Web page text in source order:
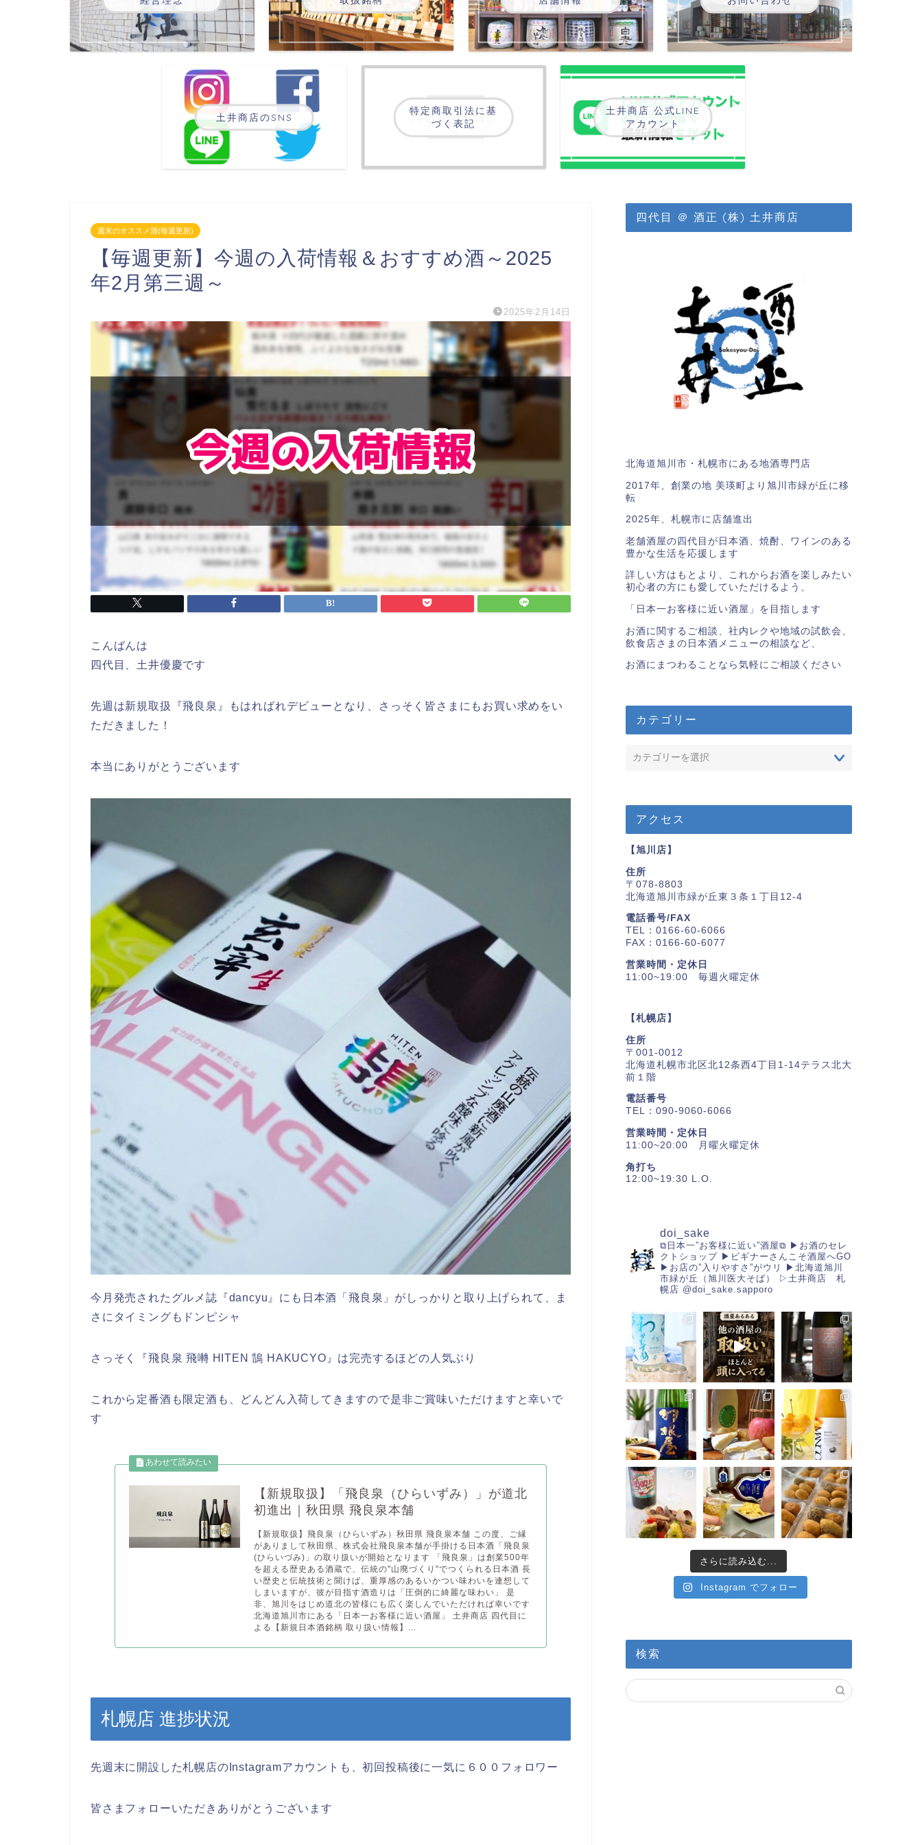
土井商店のSNS
特定商取引法に基
づく表記
土井商店 公式LINE
アカウント
週末のオススメ酒(毎週更新)
【毎週更新】今週の入荷情報＆おすすめ酒～2025
年2月第三週～
2025年2月14日
こんばんは
四代目、土井優慶です
先週は新規取扱『飛良泉』もはればれデビューとなり、さっそく皆さまにもお買い求めをい
ただきました！
本当にありがとうございます
今月発売されたグルメ誌『dancyu』にも日本酒「飛良泉」がしっかりと取り上げられて、ま
さにタイミングもドンピシャ
さっそく『飛良泉 飛囀 HITEN 鵠 HAKUCYO』は完売するほどの人気ぶり
これから定番酒も限定酒も、どんどん入荷してきますので是非ご賞味いただけますと幸いで
す
【新規取扱】「飛良泉（ひらいずみ）」が道北
初進出｜秋田県 飛良泉本舗
【新規取扱】飛良泉（ひらいずみ）秋田県 飛良泉本舗 この度、ご縁
がありまして秋田県、株式会社飛良泉本舗が手掛ける日本酒「飛良泉
(ひらいづみ)」の取り扱いが開始となります 「飛良泉」は創業500年
を超える歴史ある酒蔵で、伝統の"山廃づくり"でつくられる日本酒 長
い歴史と伝統技術と聞けば、重厚感のあるいかつい味わいを連想して
しまいますが、彼が目指す酒造りは「圧倒的に綺麗な味わい」 是
非、旭川をはじめ道北の皆様にも広く楽しんでいただければ幸いです
北海道旭川市にある「日本一お客様に近い酒屋」 土井商店 四代目に
よる【新規日本酒銘柄 取り扱い情報】...
札幌店 進捗状況
先週末に開設した札幌店のInstagramアカウントも、初回投稿後に一気に６００フォロワー
皆さまフォローいただきありがとうございます
四代目 ＠ 酒正 (株) 土井商店
北海道旭川市・札幌市にある地酒専門店
2017年、創業の地 美瑛町より旭川市緑が丘に移
転
2025年、札幌市に店舗進出
老舗酒屋の四代目が日本酒、焼酎、ワインのある
豊かな生活を応援します
詳しい方はもとより、これからお酒を楽しみたい
初心者の方にも愛していただけるよう、
「日本一お客様に近い酒屋」を目指します
お酒に関するご相談、社内レクや地域の試飲会、
飲食店さまの日本酒メニューの相談など、
お酒にまつわることなら気軽にご相談ください
カテゴリー
アクセス
【旭川店】
住所
〒078-8803
北海道旭川市緑が丘東３条１丁目12-4
電話番号/FAX
TEL：0166-60-6066
FAX：0166-60-6077
営業時間・定休日
11:00~19:00 毎週火曜定休
【札幌店】
住所
〒001-0012
北海道札幌市北区北12条西4丁目1-14テラス北大
前１階
電話番号
TEL：090-9060-6066
営業時間・定休日
11:00~20:00 月曜火曜定休
角打ち
12:00~19:30 L.O.
doi_sake
⧉日本一”お客様に近い”酒屋⧉ ▶︎お酒のセレ
クトショップ▶︎ビギナーさんこそ酒屋へGO
▶︎お店の”入りやすさ”がウリ
▶︎北海道旭川
市緑が丘（旭川医大そば）
▷土井商店 札
幌店 @doi_sake.sapporo
さらに読み込む...
Instagram でフォロー
検索